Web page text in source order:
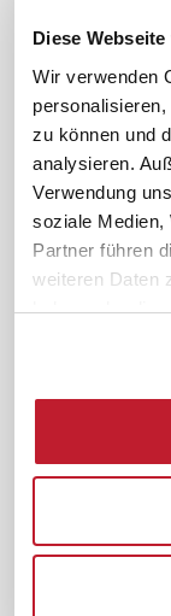
Diese
Wir verwenden
zu können und
analysieren.
Verwendung
soziale Medien,
Partner führen
weiteren Daten
haben oder die
FAQ
ifb-App
News. Wissen.
Lexikon
Rechtsprechung
Gesetze